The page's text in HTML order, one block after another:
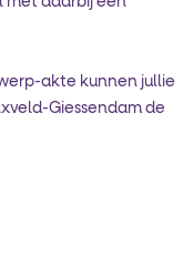
akte kunnen jullie
Giessendam de